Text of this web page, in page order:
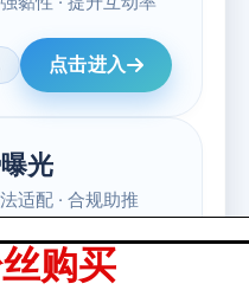
购买